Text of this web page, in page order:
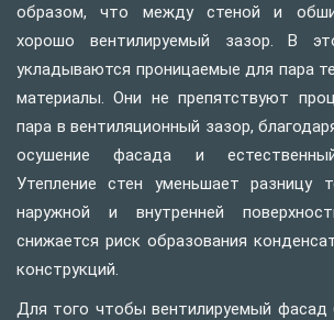
образом, что между стеной и
хорошо вентилируемый зазор. В
укладываются проницаемые для пара
материалы. Они не препятствуют
пара в вентиляционный зазор,
осушение фасада и
Утепление стен уменьшает разницу
наружной и внутренней
снижается риск образования
конструкций.
Для того чтобы вентилируемый